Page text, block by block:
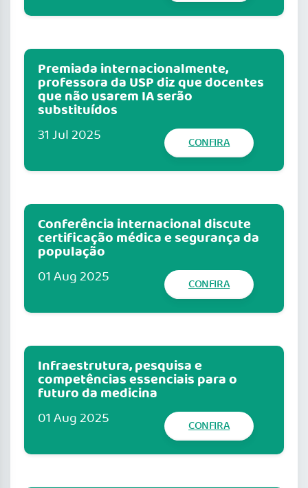
Premiada internacionalmente,
professora da USP diz que docentes
que não usarem IA serão
substituídos
31 Jul 2025 CONFIRA
Conferência internacional discute
certificação médica e segurança da
população
01 Aug 2025 CONFIRA
Infraestrutura, pesquisa e
competências essenciais para o
futuro da medicina
01 Aug 2025 CONFIRA